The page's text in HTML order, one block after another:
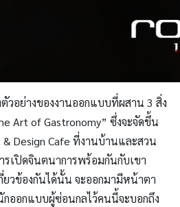
อย่างของงานออกแบบที่ผสาน 3 สิ่ง
Art of Gastronomy” ซึ่งจะจัดขึ้น
Design Cafe ที่งานบ้านและสวน
เปิดจินตนาการพร้อมกันกับเขา
ยวข้องกันได้นั้น จะออกมามีหน้าตา
กออกแบบผู้ซ่อนกลไว้คนนี้จะบอกถึง